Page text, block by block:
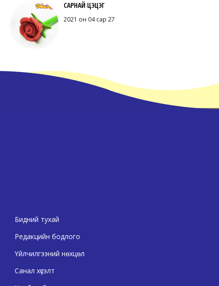
САРНАЙ ЦЭЦЭГ
2021 он 04 сар 27
Бидний тухай
Редакцийн бодлого
Үйлчилгээний нөхцөл
Санал хүсэлт